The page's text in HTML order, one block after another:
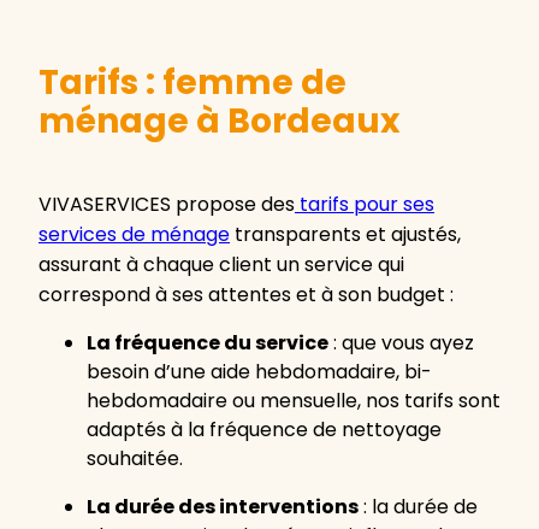
Tarifs : femme de
ménage à Bordeaux
VIVASERVICES propose des tarifs pour ses
services de ménage transparents et ajustés,
assurant à chaque client un service qui
correspond à ses attentes et à son budget :
La fréquence du service: que vous ayez
besoin d’une aide hebdomadaire, bi-
hebdomadaire ou mensuelle, nos tarifs sont
adaptés à la fréquence de nettoyage
souhaitée.
La durée des interventions: la durée de